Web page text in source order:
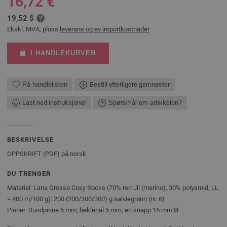
19,52 $
Ekskl. MVA, pluss leverans og ev importkostnader
I HANDLEKURVEN
På handlelisten Bestill ytterligere garnnøster
Last ned instruksjoner Spørsmål om artikkelen?
BESKRIVELSE
OPPSKRIFT (PDF) på norsk
DU TRENGER
Material: Lana Grossa Cosy Socks (70% ren ull (merino), 30% polyamid, LL
= 400 m/100 g): 200 (200/300/300) g salviegrønn (nr. 6)
Pinner: Rundpinne 5 mm, heklenål 5 mm, en knapp 15 mm Ø.